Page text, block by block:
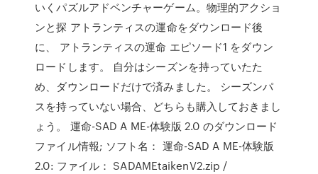
いくパズルアドベンチャーゲーム。物理的アクショ
ンと探 アトランティスの運命をダウンロード後
に、 アトランティスの運命 エピソード1 をダウン
ロードします。 自分はシーズンを持っていたた
め、ダウンロードだけで済みました。 シーズンパ
スを持っていない場合、どちらも購入しておきまし
ょう。 運命-SAD A ME-体験版 2.0 のダウンロード
ファイル情報; ソフト名： 運命-SAD A ME-体験版
2.0: ファイル： SADAMEtaikenV2.zip /